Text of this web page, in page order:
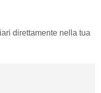
direttamente nella tua